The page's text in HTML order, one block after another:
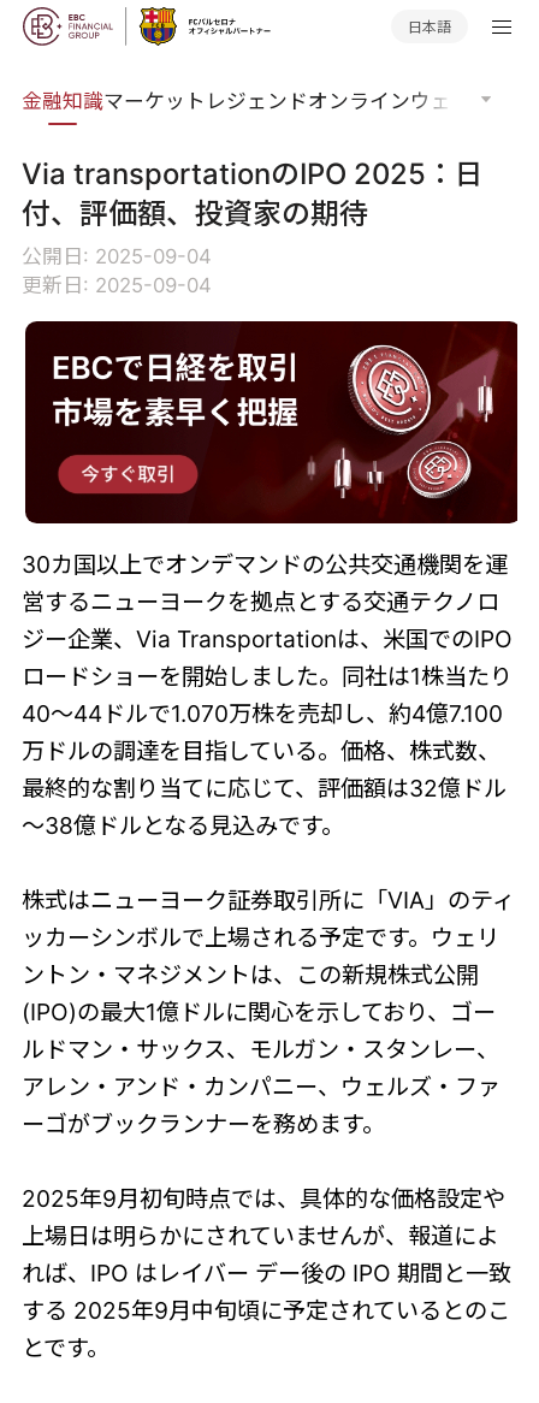
日本語
金融知識マーケットレジェンドオンラインウェビナー
Via transportationのIPO 2025：日
付、評価額、投資家の期待
公開日: 2025-09-04
更新日: 2025-09-04
30カ国以上でオンデマンドの公共交通機関を運
営するニューヨークを拠点とする交通テクノロ
ジー企業、Via Transportationは、米国でのIPO
ロードショーを開始しました。同社は1株当たり
40～44ドルで1.070万株を売却し、約4億7.100
万ドルの調達を目指している。価格、株式数、
最終的な割り当てに応じて、評価額は32億ドル
～38億ドルとなる見込みです。
株式はニューヨーク証券取引所に「VIA」のティ
ッカーシンボルで上場される予定です。ウェリ
ントン・マネジメントは、この新規株式公開
(IPO)の最大1億ドルに関心を示しており、ゴー
ルドマン・サックス、モルガン・スタンレー、
アレン・アンド・カンパニー、ウェルズ・ファ
ーゴがブックランナーを務めます。
2025年9月初旬時点では、具体的な価格設定や
上場日は明らかにされていませんが、報道によ
れば、IPO はレイバー デー後の IPO 期間と一致
する 2025年9月中旬頃に予定されているとのこ
とです。